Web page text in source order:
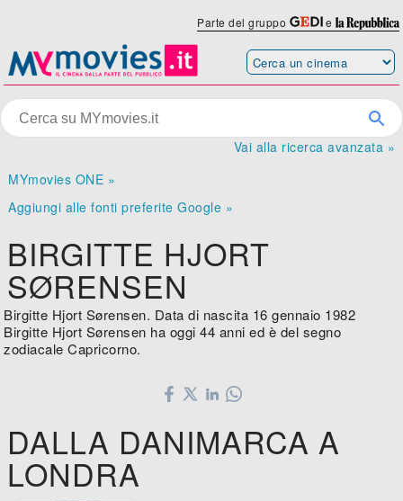
Parte del gruppo e
Vai alla ricerca avanzata »
MYmovies ONE »
Aggiungi alle fonti preferite Google »
BIRGITTE HJORT
SØRENSEN
Birgitte Hjort Sørensen. Data di nascita 16 gennaio 1982
Birgitte Hjort Sørensen ha oggi 44 anni ed è del segno
zodiacale Capricorno.
DALLA DANIMARCA A
LONDRA